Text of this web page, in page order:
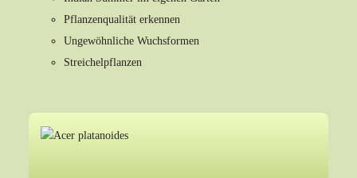
Pflanzenqualität erkennen
Ungewöhnliche Wuchsformen
Streichelpflanzen